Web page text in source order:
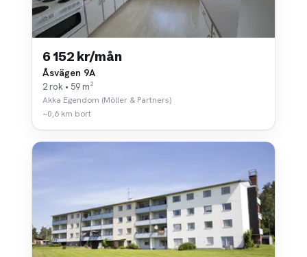
6 152 kr/mån
Åsvägen 9A
2 rok • 59 m²
Akka Egendom (Möller & Partners)
~0,6 km bort